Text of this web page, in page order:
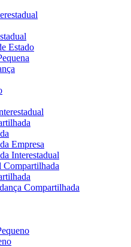
Estado
Empresa
Interestadual
Compartilhada
Compartilhada